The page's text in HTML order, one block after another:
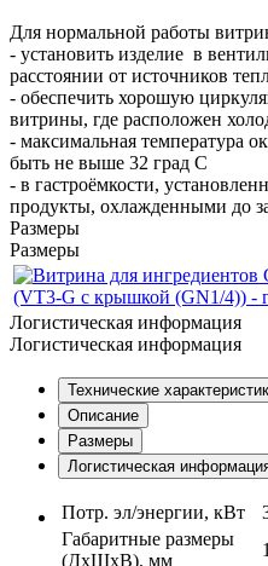
Для нормальной работы
- установить изделие в
расстоянии от источников
- обеспечить хорошую
витрины, где расположен
- максимальная температура
быть не выше 32 град С
- в гастроёмкости,
продукты, охлажденными до
Размеры
Размеры
Логистическая информация
Логистическая информация
Технические
Описание
Размеры
Логистическая
Потр. эл/энергии, кВт
Габаритные размеры
(ДхШхВ), мм